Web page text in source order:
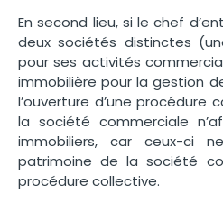
En second lieu, si le chef
deux sociétés distinctes
pour ses activités
immobilière pour la gestion
l’ouverture d’une procédure
la société commerciale
immobiliers, car ceux-ci
patrimoine de la société
procédure collective.